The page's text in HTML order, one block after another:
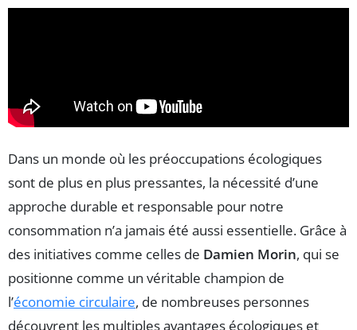
Dans un monde où les préoccupations écologiques
sont de plus en plus pressantes, la nécessité d’une
approche durable et responsable pour notre
consommation n’a jamais été aussi essentielle. Grâce à
des initiatives comme celles de Damien Morin, qui se
positionne comme un véritable champion de
l’économie circulaire, de nombreuses personnes
découvrent les multiples avantages écologiques et